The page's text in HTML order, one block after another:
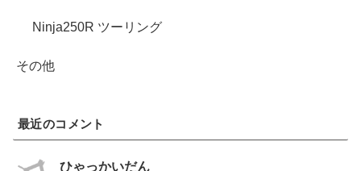
Ninja250R ツーリング
その他
最近のコメント
ひゃっかいだん